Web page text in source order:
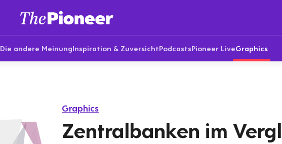
Die andere MeinungInspiration & ZuversichtPodcastsPioneer LiveGraphics
Graphics
Zentralbanken im